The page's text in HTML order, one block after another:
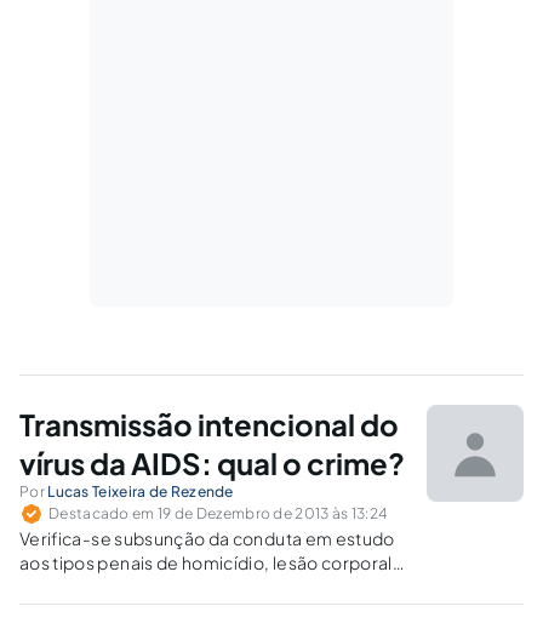
Transmissão intencional do
vírus da AIDS: qual o crime?
Por Lucas Teixeira de Rezende
Destacado em 19 de Dezembro de 2013 às 13:24
Verifica-se subsunção da conduta em estudo
aos tipos penais de homicídio, lesão corporal
contágio de moléstia grave.